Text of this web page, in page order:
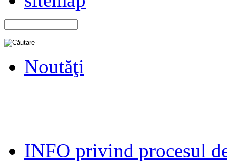
Noutăţi
INFO privind procesul